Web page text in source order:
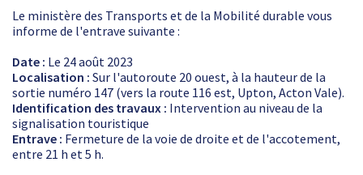
Le ministère des Transports et de la Mobilité durable vous
informe de l'entrave suivante :
Date : Le 24 août 2023
Localisation : Sur l'autoroute 20 ouest, à la hauteur de la
sortie numéro 147 (vers la route 116 est, Upton, Acton Vale).
Identification des travaux : Intervention au niveau de la
signalisation touristique
Entrave : Fermeture de la voie de droite et de l'accotement,
entre 21 h et 5 h.